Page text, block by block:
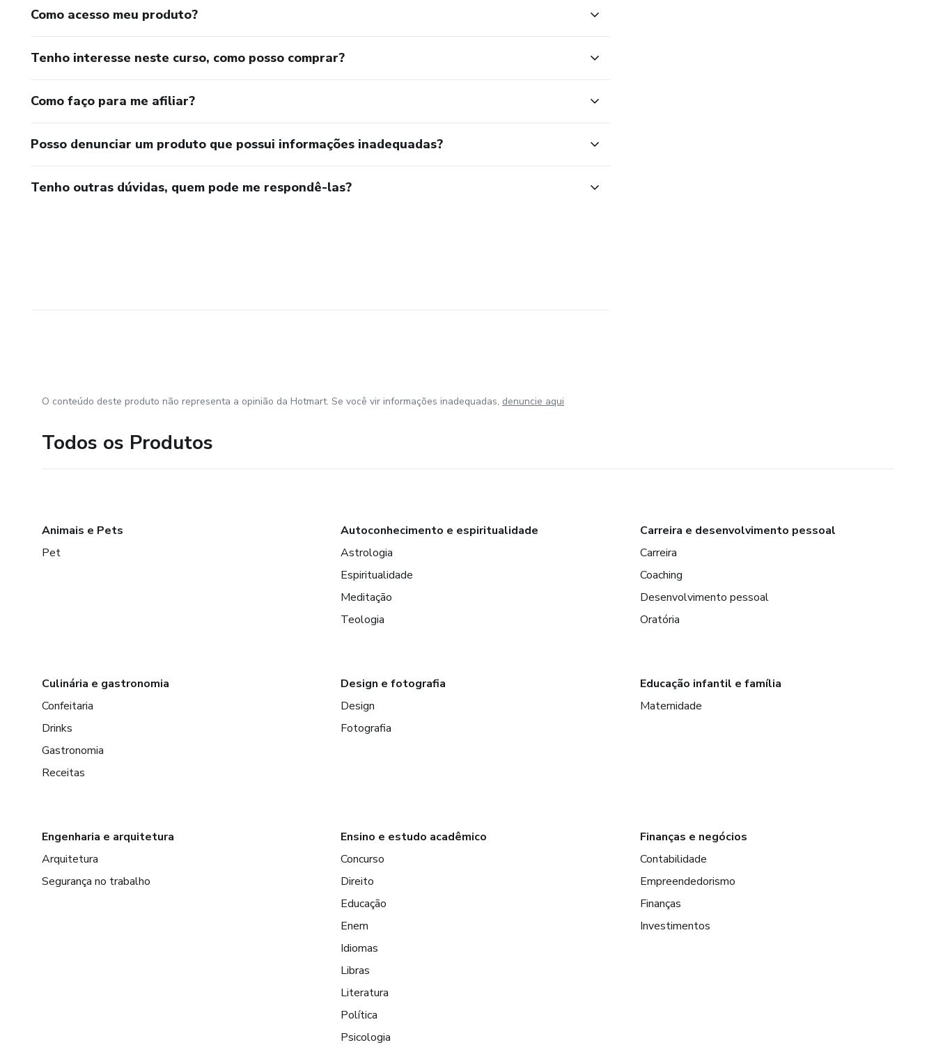
Como acesso meu produto?
Tenho interesse neste curso, como posso comprar?
Como faço para me afiliar?
Posso denunciar um produto que possui informações inadequadas?
Tenho outras dúvidas, quem pode me respondê-las?
O conteúdo deste produto não representa a opinião da Hotmart. Se você vir informações inadequadas, denuncie aqui
Todos os Produtos
Animais e Pets
Pet
Autoconhecimento e espiritualidade
Astrologia
Espiritualidade
Meditação
Teologia
Carreira e desenvolvimento pessoal
Carreira
Coaching
Desenvolvimento pessoal
Oratória
Culinária e gastronomia
Confeitaria
Drinks
Gastronomia
Receitas
Design e fotografia
Design
Fotografia
Educação infantil e família
Maternidade
Engenharia e arquitetura
Arquitetura
Segurança no trabalho
Ensino e estudo acadêmico
Concurso
Direito
Educação
Enem
Idiomas
Libras
Literatura
Política
Psicologia
Finanças e negócios
Contabilidade
Empreendedorismo
Finanças
Investimentos